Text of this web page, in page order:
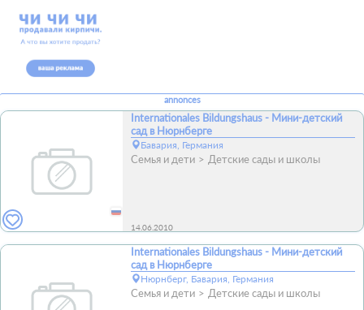
annonces
Internationales Bildungshaus - Мини-детский
сад в Нюрнберге
Бавария, Германия
Семья и дети Детские сады и школы
14.06.2010
Internationales Bildungshaus - Мини-детский
сад в Нюрнберге
Нюрнберг, Бавария, Германия
Семья и дети Детские сады и школы